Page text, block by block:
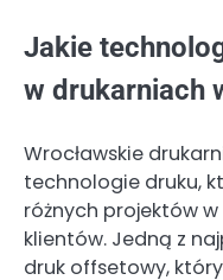
Jakie
w drukarniach
Wrocławskie
technologie druku,
różnych projektów
klientów. Jedną z
druk offsetowy,